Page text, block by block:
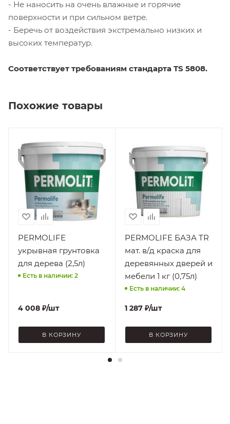
- Не наносить на очень влажные и горячие
поверхности и при сильном ветре.
- Беречь от воздействия экстремально низких и
высоких температур.
Соответствует требованиям стандарта TS 5808.
Похожие товары
Производитель
LLC PERMOLITE
Вид работ
Внутренние,
Наружные
Поверхность
Дерево
Грунты
Нанесение
На
подготовленную
температурах
Стойкость к
Повышенной
PERMOLIFE
укрывная грунтовка
для дерева (2,5л)
Есть в наличии: 2
4 008 ₽/шт
В КОРЗИНУ
LLC PERMOLITE
Вид работ
Внутренние
Поверхность
Дерево
Материал
Нанесение
На
подготовленную
поверхность, При
плюсовых
Легкой влажной
уборке
PERMOLIFE БАЗА TR
мат. в/д краска для
деревянных дверей и
мебели 1 кг (0,75л)
Есть в наличии: 4
1 287 ₽/шт
В КОРЗИНУ